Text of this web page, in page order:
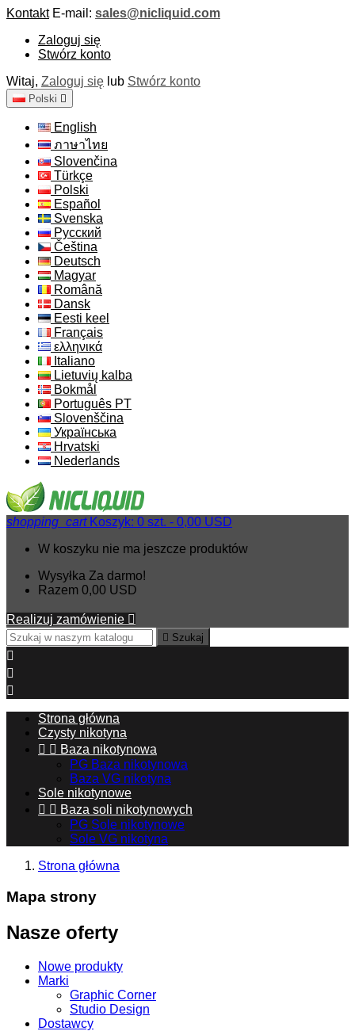
Kontakt E-mail: sales@nicliquid.com
Zaloguj się
Stwórz konto
Witaj, Zaloguj się lub Stwórz konto
Polski 
English
ภาษาไทย
Slovenčina
Türkçe
Polski
Español
Svenska
Русский
Čeština
Deutsch
Magyar
Română
Dansk
Eesti keel
Français
ελληνικά
Italiano
Lietuvių kalba
Bokmål
Português PT
Slovenščina
Українська
Hrvatski
Nederlands
shopping_cart Koszyk: 0 szt. - 0,00 USD
W koszyku nie ma jeszcze produktów
Wysyłka Za darmo!
Razem 0,00 USD
Realizuj zamówienie 
 Szukaj



Strona główna
Czysty nikotyna
  Baza nikotynowa
PG Baza nikotynowa
Baza VG nikotyna
Sole nikotynowe
  Baza soli nikotynowych
PG Sole nikotynowe
Sole VG nikotyna
Strona główna
Mapa strony
Nasze oferty
Nowe produkty
Marki
Graphic Corner
Studio Design
Dostawcy